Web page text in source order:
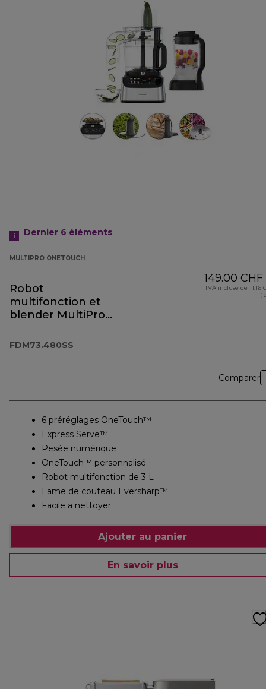
Dernier 6 éléments
MULTIPRO ONETOUCH
Robot
multifonction et
blender MultiPro
FDM73.480SS
FDM73.480SS
149.00 CHF
TVA incluse de 11.16
(
Comparer
6 préréglages OneTouch™
Express Serve™
Pesée numérique
OneTouch™ personnalisé
Robot multifonction de 3 L
Lame de couteau Eversharp™
Facile a nettoyer
Ajouter au panier
En savoir plus